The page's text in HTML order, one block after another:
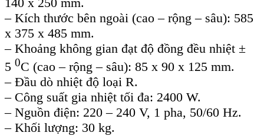
– Kích thước bên ngoài (cao – rộng – sâu): 585
x 375 x 485 mm.
– Khoảng không gian đạt độ đồng đều nhiệt ±
5 0C (cao – rộng – sâu): 85 x 90 x 125 mm.
– Đầu dò nhiệt độ loại R.
– Công suất gia nhiệt tối đa: 2400 W.
– Nguồn điện: 220 – 240 V, 1 pha, 50/60 Hz.
– Khối lượng: 30 kg.